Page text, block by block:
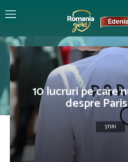
10 lucruri pe care
despre
ȘTIRI